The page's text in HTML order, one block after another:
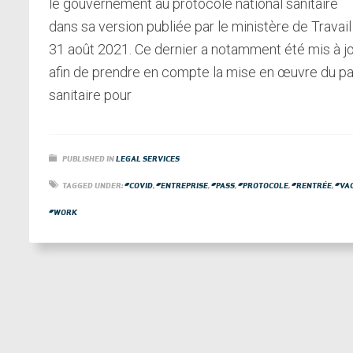
le gouvernement au protocole national sanitaire
dans sa version publiée par le ministère de
31 août 2021. Ce dernier a notamment été mis à
afin de prendre en compte la mise en œuvre du
sanitaire pour
PUBLISHED INLEGAL SERVICES
TAGGED UNDER:#COVID,#ENTREPRISE,#PASS,#PROTOCOLE,#RENTRÉE,
#WORK